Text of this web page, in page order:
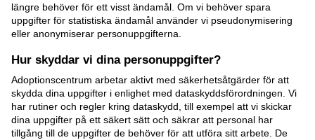
längre behöver för ett visst ändamål. Om vi behöver spara
uppgifter för statistiska ändamål använder vi pseudonymisering
eller anonymiserar personuppgifterna.
Hur skyddar vi dina personuppgifter?
Adoptionscentrum arbetar aktivt med säkerhetsåtgärder för att
skydda dina uppgifter i enlighet med dataskyddsförordningen. Vi
har rutiner och regler kring dataskydd, till exempel att vi skickar
dina uppgifter på ett säkert sätt och säkrar att personal har
tillgång till de uppgifter de behöver för att utföra sitt arbete. De